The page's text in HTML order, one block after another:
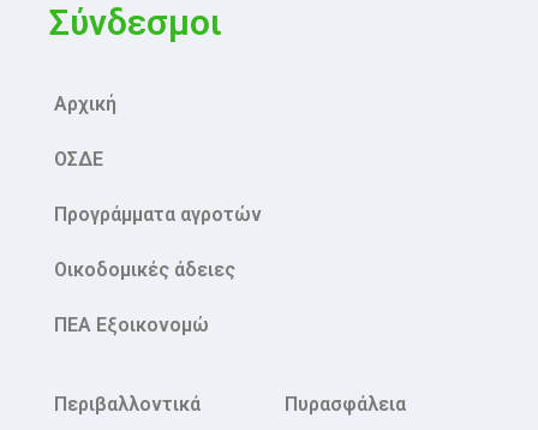
Σύνδεσμοι
Αρχική
ΟΣΔΕ
Προγράμματα αγροτών
Οικοδομικές άδειες
ΠΕΑ Εξοικονομώ
Περιβαλλοντικά Πυρασφάλεια